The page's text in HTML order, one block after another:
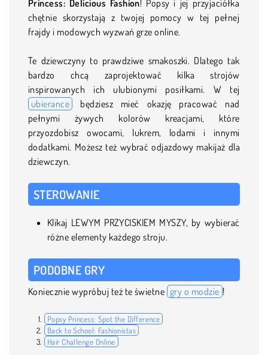
Princess: Delicious Fashion! Popsy i jej przyjaciółka
chętnie skorzystają z twojej pomocy w tej pełnej
frajdy i modowych wyzwań grze online.
Te dziewczyny to prawdziwe smakoszki. Dlatego tak
bardzo chcą zaprojektować kilka strojów
inspirowanych ich ulubionymi posiłkami. W tej
ubierance
będziesz mieć okazję pracować nad
pełnymi żywych kolorów kreacjami, które
przyozdobisz owocami, lukrem, lodami i innymi
dodatkami. Możesz też wybrać odjazdowy makijaż dla
dziewczyn.
STEROWANIE
Klikaj LEWYM PRZYCISKIEM MYSZY, by wybierać
różne elementy każdego stroju.
PODOBNE GRY
Koniecznie wypróbuj też te świetne gry o modzie !
Popsy Princess: Spot the Difference
Back to School: Fashionistas
Hair Challenge Online